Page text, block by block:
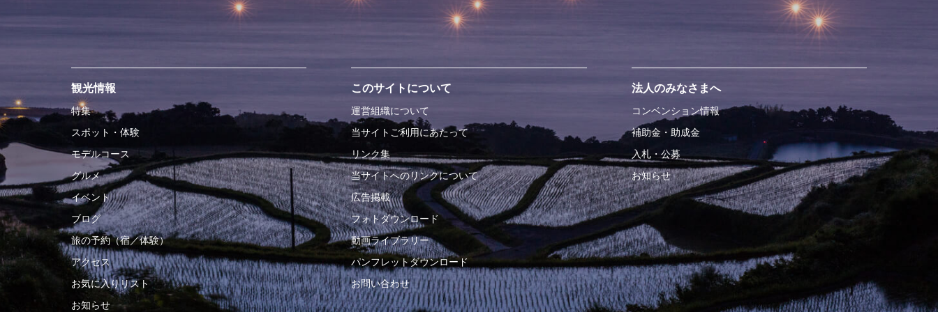
観光情報
特集
スポット・体験
モデルコース
グルメ
イベント
ブログ
旅の予約（宿／体験）
アクセス
お気に入りリスト
お知らせ
このサイトについて
運営組織について
当サイトご利用にあたって
リンク集
当サイトへのリンクについて
広告掲載
フォトダウンロード
動画ライブラリー
パンフレットダウンロード
お問い合わせ
法人のみなさまへ
コンベンション情報
補助金・助成金
入札・公募
お知らせ